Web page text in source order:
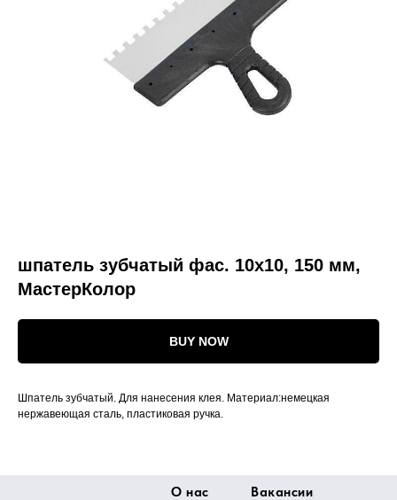
шпатель зубчатый фас. 10х10, 150 мм,
МастерКолор
BUY NOW
Шпатель зубчатый. Для нанесения клея. Материал:немецкая
нержавеющая сталь, пластиковая ручка.
О нас Вакансии